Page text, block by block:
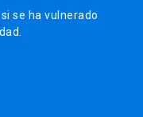
se ha vulnerado